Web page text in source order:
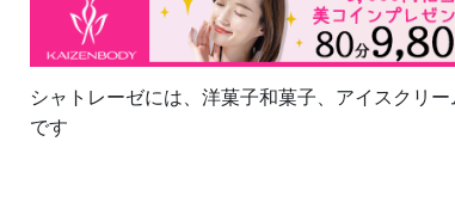
シャトレーゼには、洋菓子和菓子、アイスクリ
です